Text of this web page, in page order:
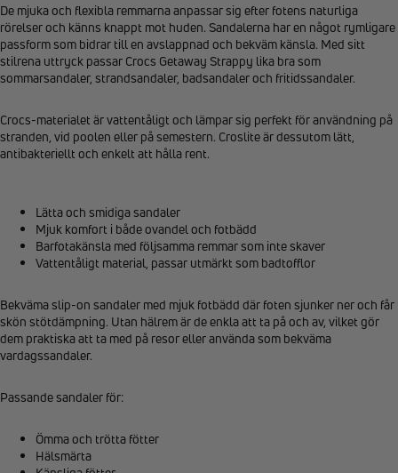
De mjuka och flexibla remmarna anpassar sig efter fotens naturliga
rörelser och känns knappt mot huden. Sandalerna har en något rymligare
passform som bidrar till en avslappnad och bekväm känsla. Med sitt
stilrena uttryck passar Crocs Getaway Strappy lika bra som
sommarsandaler, strandsandaler, badsandaler och fritidssandaler.
Crocs-materialet är vattentåligt och lämpar sig perfekt för användning på
stranden, vid poolen eller på semestern. Croslite är dessutom lätt,
antibakteriellt och enkelt att hålla rent.
Lätta och smidiga sandaler
Mjuk komfort i både ovandel och fotbädd
Barfotakänsla med följsamma remmar som inte skaver
Vattentåligt material, passar utmärkt som badtofflor
Bekväma slip-on sandaler med mjuk fotbädd där foten sjunker ner och får
skön stötdämpning. Utan hälrem är de enkla att ta på och av, vilket gör
dem praktiska att ta med på resor eller använda som bekväma
vardagssandaler.
Passande sandaler för:
Ömma och trötta fötter
Hälsmärta